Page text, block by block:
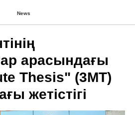
News
арасындағы
Thesis" (3MT)
жетістігі